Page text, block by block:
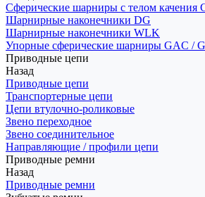
Сферические шарниры с телом качения
Шарнирные наконечники DG
Шарнирные наконечники WLK
Упорные сферические шарниры GAC /
Приводные цепи
Назад
Приводные цепи
Транспортерные цепи
Цепи втулочно-роликовые
Звено переходное
Звено соединительное
Направляющие / профили цепи
Приводные ремни
Назад
Приводные ремни